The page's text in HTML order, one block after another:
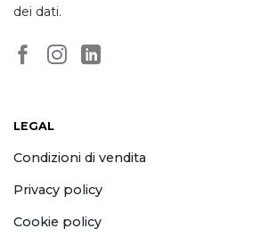
dei dati.
LEGAL
Condizioni di vendita
Privacy policy
Cookie policy